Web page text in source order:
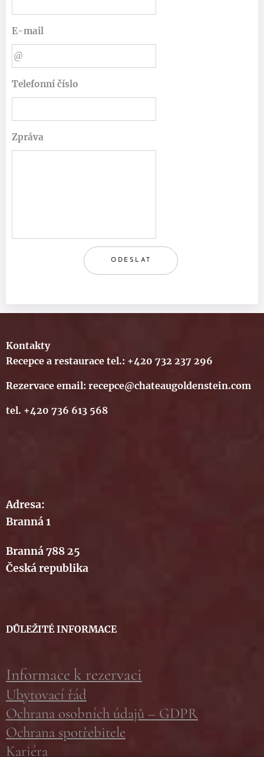
E-mail
Telefonní číslo
Zpráva
ODESLAT
Kontakty
Recepce a restaurace tel.: +420 732 237 296
Rezervace email: recepce@chateaugoldenstein.com
tel. +420 736 613 568
Adresa:
Branná 1
Branná 788 25
Česká republika
DŮLEŽITÉ INFORMACE
Informace k rezervaci
Ubytovací řád
Ochrana osobních údajů – GDPR
Ochrana spotřebitele
Kariéra